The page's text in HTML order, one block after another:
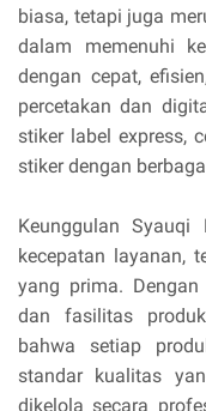
biasa, tetapi juga
dalam memenuhi
dengan cepat,
percetakan dan
stiker label express,
stiker dengan
Keunggulan
kecepatan layanan,
yang prima. Dengan
dan fasilitas
bahwa setiap
standar kualitas
dikelola secara